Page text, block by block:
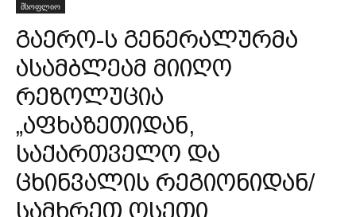
მსოფლიო
გაერო-ს გენერალურმა
ასამბლეამ მიიღო
რეზოლუცია
„აფხაზეთიდან,
საქართველო და
ცხინვალის რეგიონიდან/
სამხრეთ ოსეთი,